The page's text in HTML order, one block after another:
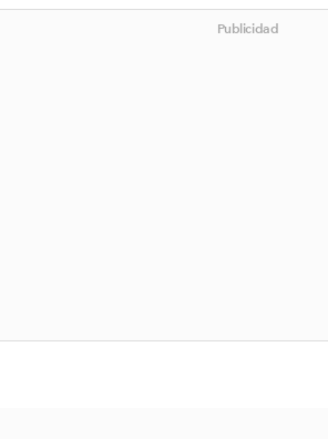
Publicidad